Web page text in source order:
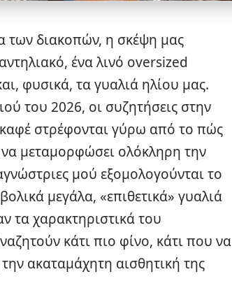
των διακοπών, η σκέψη μας
αντηλιακό, ένα λινό oversized
φυσικά, τα γυαλιά ηλίου μας.
του 2026, οι συζητήσεις στην
στρέφονται γύρω από το πώς
να μεταμορφώσει ολόκληρη την
μού εξομολογούνται το
μεγάλα, «επιθετικά» γυαλιά
τα χαρακτηριστικά του
κάτι πιο φίνο, κάτι που να
ακαταμάχητη αισθητική της